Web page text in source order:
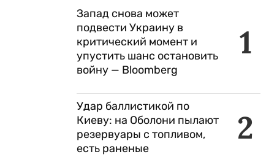
1
Запад снова может
подвести Украину в
критический момент и
упустить шанс остановить
войну — Bloomberg
2
Удар баллистикой по
Киеву: на Оболони пылают
резервуары с топливом,
есть раненые